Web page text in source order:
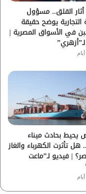
ا
م
القلق.. مسؤول
التجارية يوضح حقيقة
في الأسواق المصرية |
يحيط بحادث ميناء
هل تأثرت الكهرباء والغاز
| فيديو لـ”ماعت